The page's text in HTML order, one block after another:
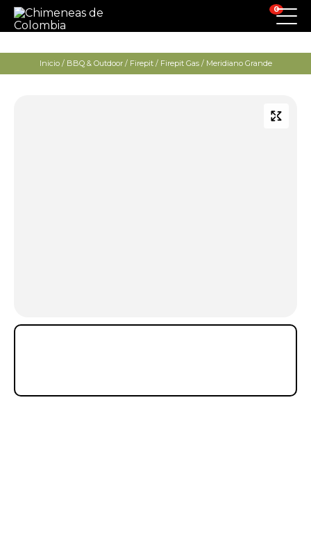
0
Inicio/ BBQ & Outdoor/ Firepit/ Firepit Gas/ Meridiano Grande